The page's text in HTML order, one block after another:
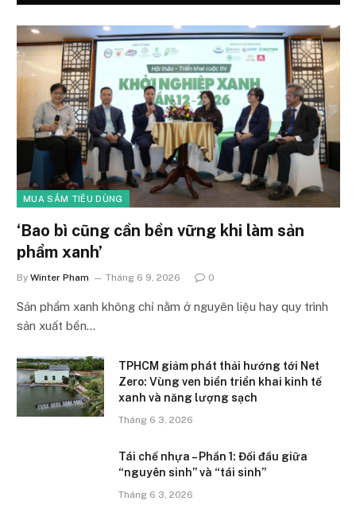
MUA SẮM TIÊU DÙNG
‘Bao bì cũng cần bền vững khi làm sản
phẩm xanh’
By Winter Pham Tháng 6 9, 2026 0
Sản phẩm xanh không chỉ nằm ở nguyên liệu hay quy trình
sản xuất bền…
TPHCM giảm phát thải hướng tới Net
Zero: Vùng ven biển triển khai kinh tế
xanh và năng lượng sạch
Tháng 6 3, 2026
Tái chế nhựa – Phần 1: Đối đầu giữa
“nguyên sinh” và “tái sinh”
Tháng 6 3, 2026